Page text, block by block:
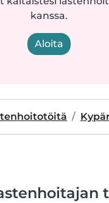
kanssa.
Aloita